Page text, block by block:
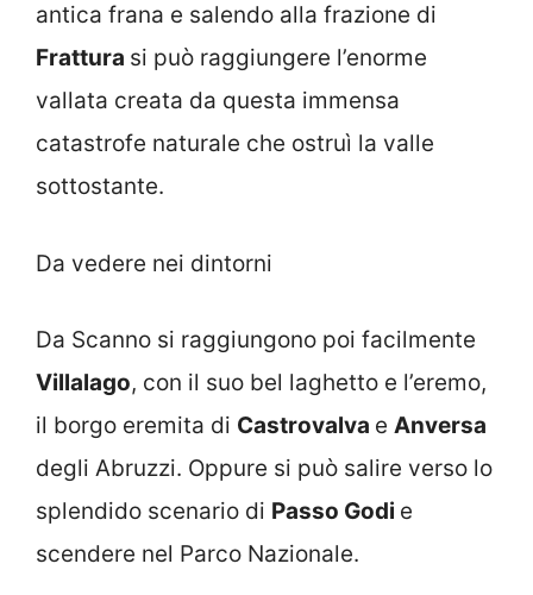
antica frana e salendo alla frazione di
Frattura si può raggiungere l’enorme
vallata creata da questa immensa
catastrofe naturale che ostruì la valle
sottostante.
Da vedere nei dintorni
Da Scanno si raggiungono poi facilmente
Villalago, con il suo bel laghetto e l’eremo,
il borgo eremita di Castrovalva e Anversa
degli Abruzzi. Oppure si può salire verso lo
splendido scenario di Passo Godi e
scendere nel Parco Nazionale.